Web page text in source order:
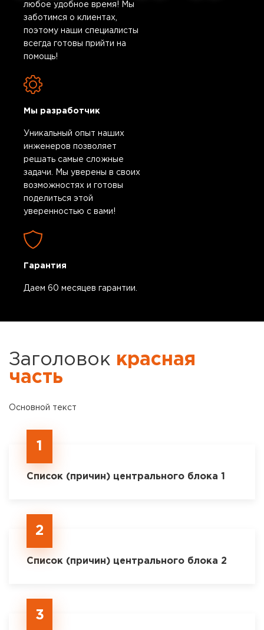
любое удобное время! Мы
заботимся о клиентах,
поэтому наши специалисты
всегда готовы прийти на
помощь!
Мы разработчик
Уникальный опыт наших
инженеров позволяет
решать самые сложные
задачи. Мы уверены в своих
возможностях и готовы
поделиться этой
уверенностью с вами!
Гарантия
Даем 60 месяцев гарантии.
Заголовок красная
часть
Основной текст
1
Список (причин) центрального блока 1
2
Список (причин) центрального блока 2
3